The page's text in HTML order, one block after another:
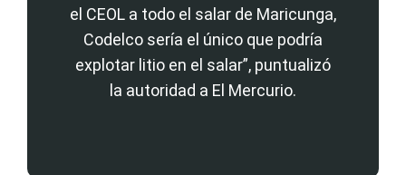
el CEOL a todo el salar de Maricunga,
Codelco sería el único que podría
explotar litio en el salar”, puntualizó
la autoridad a El Mercurio.